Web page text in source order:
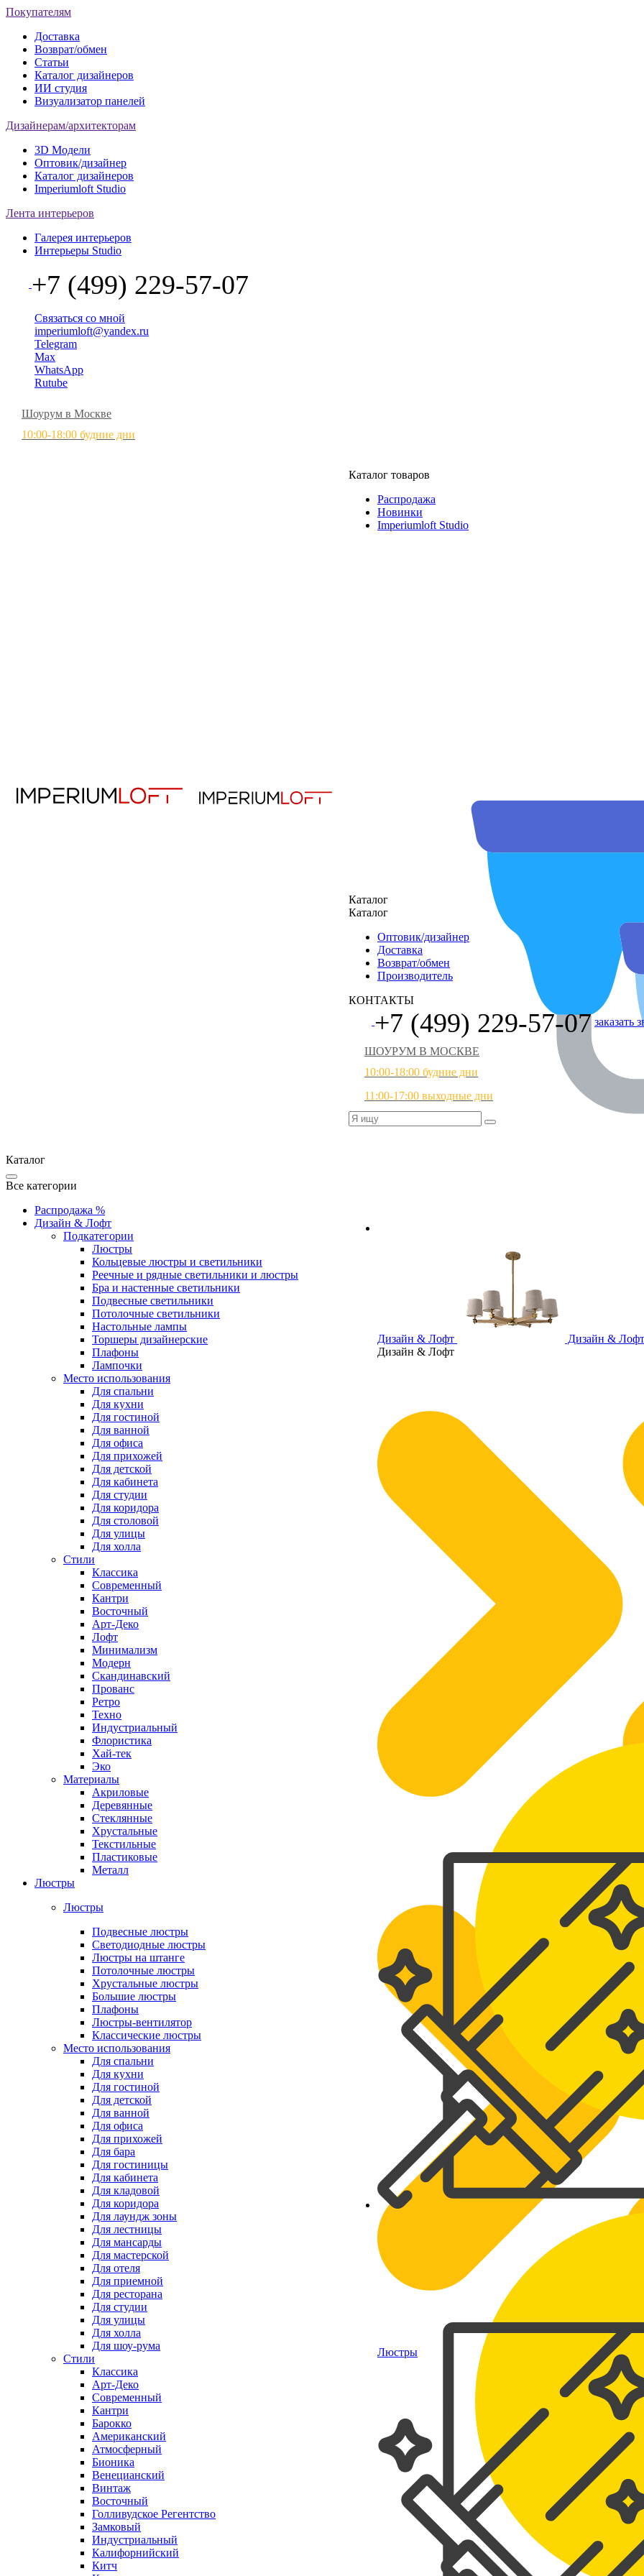
Покупателям
Доставка
Возврат/обмен
Статьи
Каталог дизайнеров
ИИ студия
Визуализатор панелей
Дизайнерам/архитекторам
3D Модели
Оптовик/дизайнер
Каталог дизайнеров
Imperiumloft Studio
Лента интерьеров
Галерея интерьеров
Интерьеры Studio
+7 (499) 229-57-07
Связаться со мной
imperiumloft@yandex.ru
Telegram
Max
WhatsApp
Rutube
Шоурум в Москве
10:00-18:00 будние дни
Каталог товаров
Распродажа
Новинки
Imperiumloft Studio
Дизайн & Лофт
Дизайн & Лофт
Дизайн & Лофт
Люстры
Каталог
Каталог
Оптовик/дизайнер
Доставка
Возврат/обмен
Производитель
КОНТАКТЫ
+7 (499) 229-57-07 заказать
ШОУРУМ В МОСКВЕ
10:00-18:00 будние дни
11:00-17:00 выходные дни
Каталог
Все категории
Распродажа %
Дизайн & Лофт
Подкатегории
Люстры
Кольцевые люстры и светильники
Реечные и рядные светильники и люстры
Бра и настенные светильники
Подвесные светильники
Потолочные светильники
Настольные лампы
Торшеры дизайнерские
Плафоны
Лампочки
Место использования
Для спальни
Для кухни
Для гостиной
Для ванной
Для офиса
Для прихожей
Для детской
Для кабинета
Для студии
Для коридора
Для столовой
Для улицы
Для холла
Стили
Классика
Современный
Кантри
Восточный
Арт-Деко
Лофт
Минимализм
Модерн
Скандинавский
Прованс
Ретро
Техно
Индустриальный
Флористика
Хай-тек
Эко
Материалы
Акриловые
Деревянные
Стеклянные
Хрустальные
Текстильные
Пластиковые
Металл
Люстры
Люстры
Подвесные люстры
Светодиодные люстры
Люстры на штанге
Потолочные люстры
Хрустальные люстры
Большие люстры
Плафоны
Люстры-вентилятор
Классические люстры
Место использования
Для спальни
Для кухни
Для гостиной
Для детской
Для ванной
Для офиса
Для прихожей
Для бара
Для гостиницы
Для кабинета
Для кладовой
Для коридора
Для лаундж зоны
Для лестницы
Для мансарды
Для мастерской
Для отеля
Для приемной
Для ресторана
Для студии
Для улицы
Для холла
Для шоу-рума
Стили
Классика
Арт-Деко
Современный
Кантри
Барокко
Американский
Атмосферный
Бионика
Венецианский
Винтаж
Восточный
Голливудское Регентство
Замковый
Индустриальный
Калифорнийский
Китч